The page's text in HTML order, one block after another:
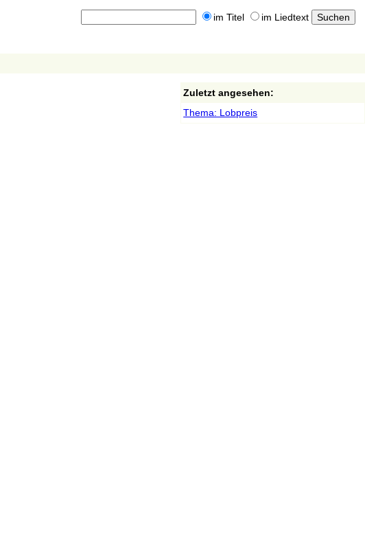
im Titel im Liedtext
Zuletzt angesehen:
Thema: Lobpreis